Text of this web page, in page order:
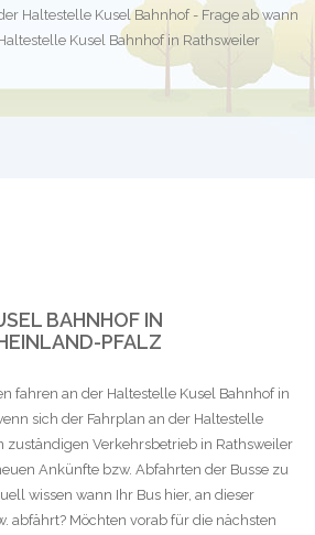
Haltestelle Kusel Bahnhof - Frage ab wann
Kusel Bahnhof in Rathsweiler
BAHNHOF IN
PFALZ
fahren an der Haltestelle Kusel Bahnhof in
sich der Fahrplan an der Haltestelle
zuständigen Verkehrsbetrieb in Rathsweiler
Ankünfte bzw. Abfahrten der Busse zu
wissen wann Ihr Bus hier, an dieser
abfährt? Möchten vorab für die nächsten